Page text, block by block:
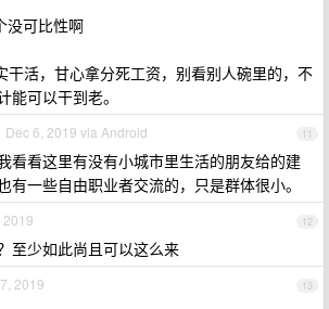
没可比性啊
干活，甘心拿分死工资，别看别人碗里的，不
能可以干到老。
11
Dec 6, 2019 via Android
看看这里有没有小城市里生活的朋友给的建
有一些自由职业者交流的，只是群体很小。
12
2019
至少如此尚且可以这么来
13
2019